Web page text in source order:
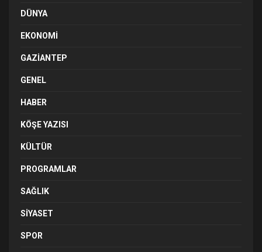
DÜNYA
EKONOMI
GAZIANTEP
GENEL
HABER
KÖŞE YAZISI
KÜLTÜR
PROGRAMLAR
SAĞLIK
SIYASET
SPOR